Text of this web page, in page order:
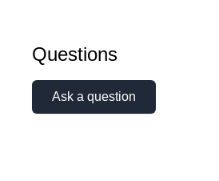
Questions
Ask a question